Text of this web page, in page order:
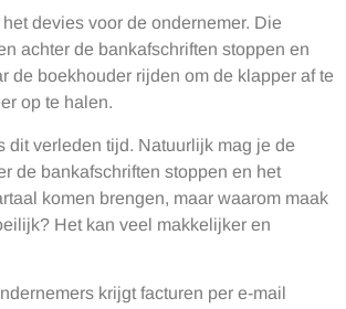
devies voor de ondernemer. Die
achter de bankafschriften stoppen en
de boekhouder rijden om de klapper af te
op te halen.
dit verleden tijd. Natuurlijk mag je de
de bankafschriften stoppen en het
komen brengen, maar waarom maak
Het kan veel makkelijker en
krijgt facturen per e-mail